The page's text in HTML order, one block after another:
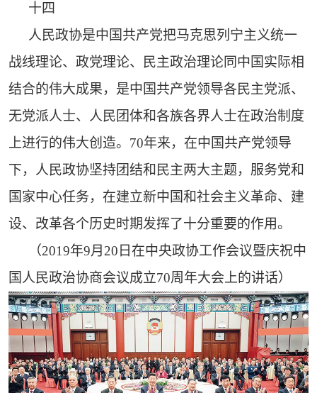
十四
人民政协是中国共产党把马克思列宁主义统一
战线理论、政党理论、民主政治理论同中国实际相
结合的伟大成果，是中国共产党领导各民主党派、
无党派人士、人民团体和各族各界人士在政治制度
上进行的伟大创造。70年来，在中国共产党领导
下，人民政协坚持团结和民主两大主题，服务党和
国家中心任务，在建立新中国和社会主义革命、建
设、改革各个历史时期发挥了十分重要的作用。
（2019年9月20日在中央政协工作会议暨庆祝中
国人民政治协商会议成立70周年大会上的讲话）